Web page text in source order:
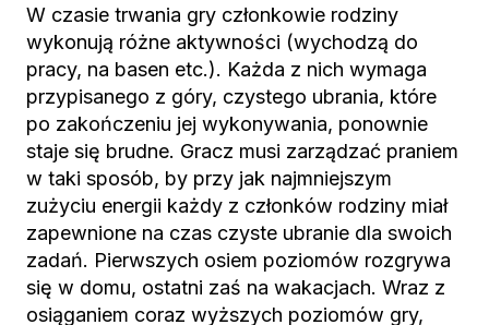
W czasie trwania gry członkowie rodziny
wykonują różne aktywności (wychodzą do
pracy, na basen etc.). Każda z nich wymaga
przypisanego z góry, czystego ubrania, które
po zakończeniu jej wykonywania, ponownie
staje się brudne. Gracz musi zarządzać praniem
w taki sposób, by przy jak najmniejszym
zużyciu energii każdy z członków rodziny miał
zapewnione na czas czyste ubranie dla swoich
zadań. Pierwszych osiem poziomów rozgrywa
się w domu, ostatni zaś na wakacjach. Wraz z
osiąganiem coraz wyższych poziomów gry,